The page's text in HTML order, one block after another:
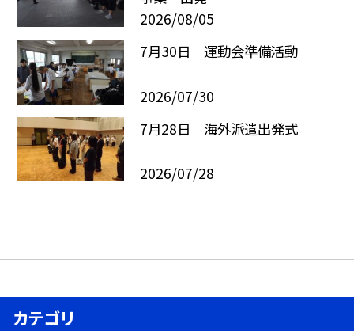
2026/08/05
7月30日 運動会準備活動
2026/07/30
7月28日 海外派遣出発式
2026/07/28
カテゴリ